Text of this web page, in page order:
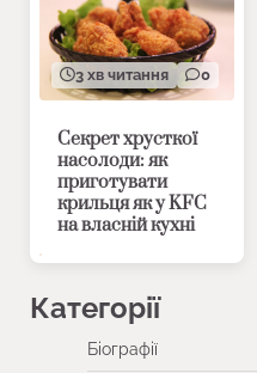
3 хв читання 0
Секрет хрусткої
насолоди: як
приготувати
крильця як у KFC
на власній кухні
Категорії
Біографії